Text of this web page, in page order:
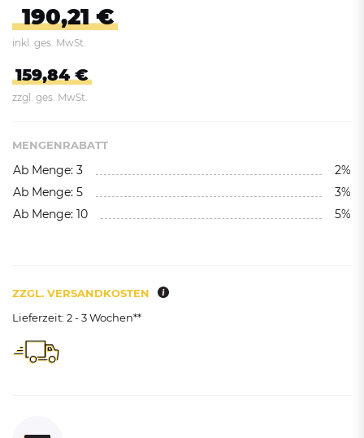
190,21 €
inkl. ges. MwSt.
159,84 €
zzgl. ges. MwSt.
MENGENRABATT
Ab Menge: 3
2%
Ab Menge: 5
3%
Ab Menge: 10
5%
ZZGL. VERSANDKOSTEN
Lieferzeit: 2 - 3 Wochen**